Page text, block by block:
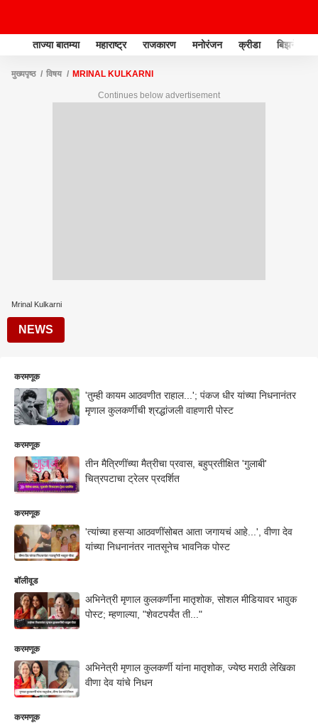
ताज्या बातम्या महाराष्ट्र राजकारण मनोरंजन क्रीडा बिझनेस
मुख्यपृष्ठ विषय MRINAL KULKARNI
Continues below advertisement
Mrinal Kulkarni
NEWS
करमणूक
'तुम्ही कायम आठवणीत राहाल...'; पंकज धीर यांच्या निधनानंतर
मृणाल कुलकर्णींची श्रद्धांजली वाहणारी पोस्ट
करमणूक
तीन मैत्रिणींच्या मैत्रीचा प्रवास, बहुप्रतीक्षित 'गुलाबी'
चित्रपटाचा ट्रेलर प्रदर्शित
करमणूक
'त्यांच्या हसऱ्या आठवणींसोबत आता जगायचं आहे...', वीणा देव
यांच्या निधनानंतर नातसूनेच भावनिक पोस्ट
बॉलीवूड
अभिनेत्री मृणाल कुलकर्णींना मातृशोक, सोशल मीडियावर भावुक
पोस्ट; म्हणाल्या, "शेवटपर्यंत ती..."
करमणूक
अभिनेत्री मृणाल कुलकर्णी यांना मातृशोक, ज्येष्ठ मराठी लेखिका
वीणा देव यांचे निधन
करमणूक